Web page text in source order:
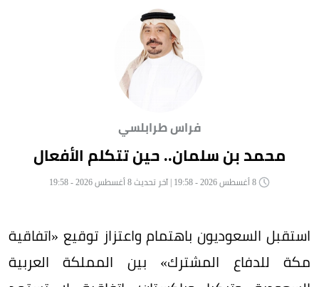
فراس طرابلسي
محمد بن سلمان.. حين تتكلم الأفعال
استقبل السعوديون باهتمام واعتزاز توقيع «اتفاقية
مكة للدفاع المشترك» بين المملكة العربية